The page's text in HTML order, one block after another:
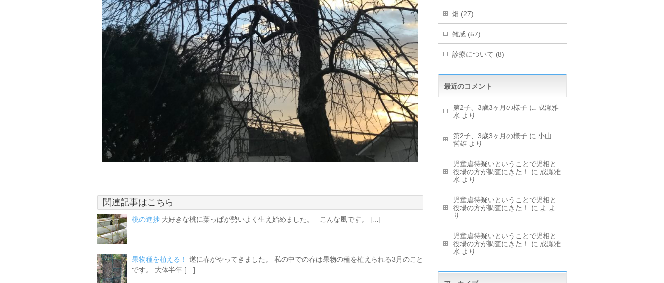
関連記事はこちら
桃の進捗 大好きな桃に葉っぱが勢いよく生え始めました。 こんな風です。 […]
果物種を植える！
遂に春がやってきました。 私の中での春は果物の種を植えられる3月のこと
です。 大体半年 […]
畑 (27)
雑感 (57)
診療について (8)
最近のコメント
第2子、3歳3ヶ月の様子 に 成瀬雅
水 より
第2子、3歳3ヶ月の様子 に 小山
哲雄 より
児童虐待疑いということで児相と
役場の方が調査にきた！
に 成瀬雅
水 より
児童虐待疑いということで児相と
役場の方が調査にきた！
に よ よ
り
児童虐待疑いということで児相と
役場の方が調査にきた！
に 成瀬雅
水 より